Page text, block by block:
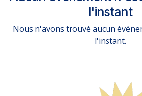
l'instant
Nous n'avons trouvé aucun
l'instant.